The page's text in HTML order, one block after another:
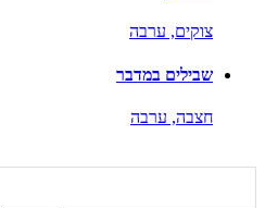
צוקים, ערבה
שבילים במדבר
חצבה, ערבה